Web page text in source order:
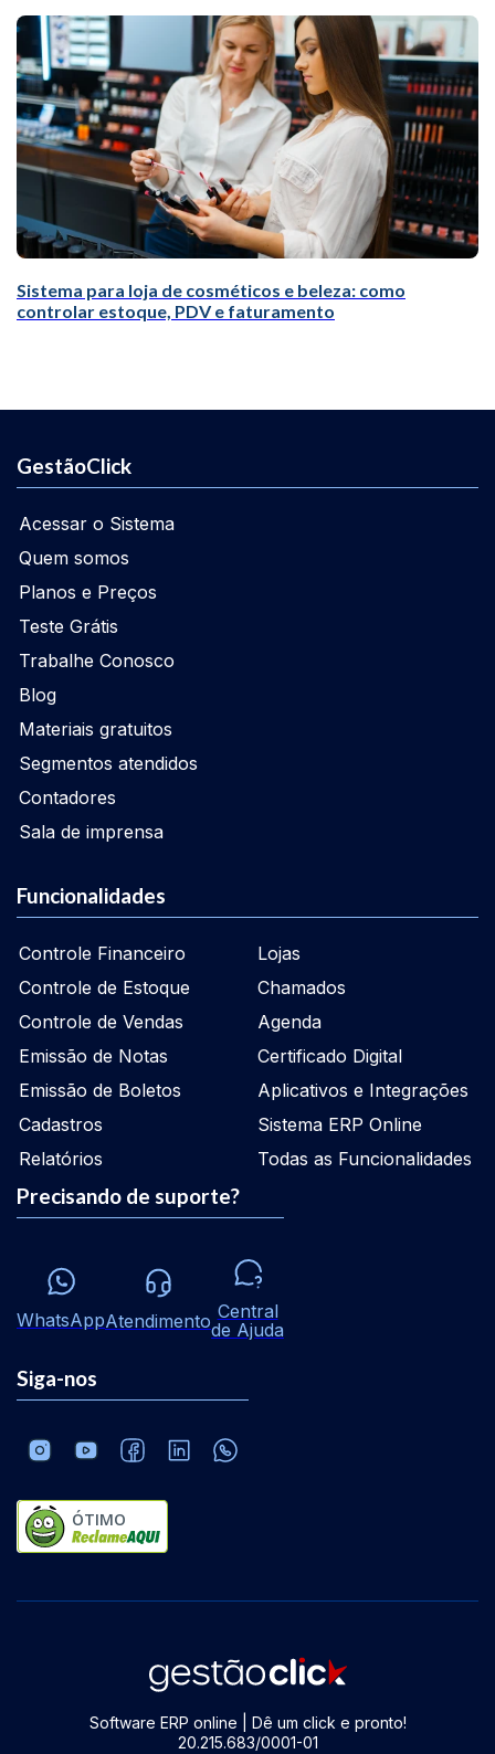
Sistema para loja de cosméticos e beleza: como
controlar estoque, PDV e faturamento
GestãoClick
Acessar o Sistema
Quem somos
Planos e Preços
Teste Grátis
Trabalhe Conosco
Blog
Materiais gratuitos
Segmentos atendidos
Contadores
Sala de imprensa
Funcionalidades
Controle Financeiro
Controle de Estoque
Controle de Vendas
Emissão de Notas
Emissão de Boletos
Cadastros
Relatórios
Lojas
Chamados
Agenda
Certificado Digital
Aplicativos e Integrações
Sistema ERP Online
Todas as Funcionalidades
Precisando de suporte?
WhatsAppAtendimento Central
de Ajuda
Siga-nos
ÓTIMO
Software ERP online | Dê um click e pronto!
20.215.683/0001-01